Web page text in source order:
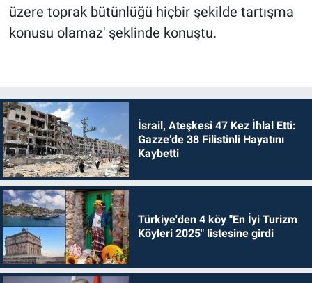
üzere toprak bütünlüğü hiçbir şekilde tartışma
konusu olamaz' şeklinde konuştu.
İsrail, Ateşkesi 47 Kez İhlal Etti:
Gazze’de 38 Filistinli Hayatını
Kaybetti
Türkiye'den 4 köy "En İyi Turizm
Köyleri 2025" listesine girdi